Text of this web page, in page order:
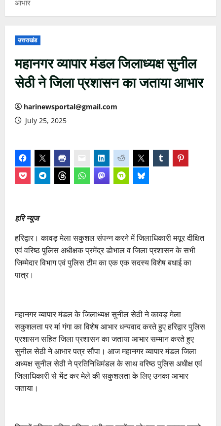
आभार
उत्तराखंड
महानगर व्यापार मंडल जिलाध्यक्ष सुनील
सेठी ने जिला प्रशासन का जताया आभार
harinewsportal@gmail.com
July 25, 2025
हरि न्यूज
हरिद्वार। कावड़ मेला सकुशल संपन्न करने में जिलाधिकारी मयूर दीक्षित
एवं वरिष्ठ पुलिस अधीक्षक प्रमेंद्र डोभाल व जिला प्रशासन के सभी
जिम्मेदार विभाग एवं पुलिस टीम का एक एक सदस्य विशेष बधाई का
पात्र।
महानगर व्यापार मंडल के जिलाध्यक्ष सुनील सेठी ने कावड़ मेला
सकुशलता पर मां गंगा का विशेष आभार धन्यवाद करते हुए हरिद्वार पुलिस
प्रशासन सहित जिला प्रशासन का जताया आभार सम्मान करते हुए
सुनील सेठी ने आभार पत्र सौंपा। आज महानगर व्यापार मंडल जिला
अध्यक्ष सुनील सेठी ने प्रतिनिधिमंडल के साथ वरिष्ठ पुलिस अधीक्ष एवं
जिलाधिकारी से भेंट कर मेले की सकुशलता के लिए उनका आभार
जताया।